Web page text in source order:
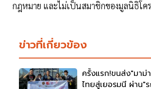
กฎหมาย และไม่เป็นสมาชิกของมูลนิธิโคร
ข่าวที่เกี่ยวข้อง
ครั้งแรก!ขนส่ง"มาม่
ไทยสู่เยอรมนี ผ่าน"